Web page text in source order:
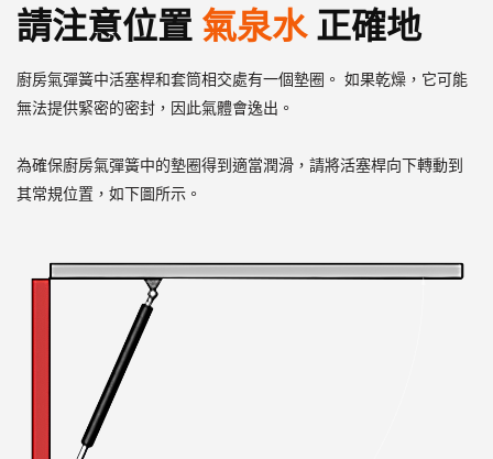
請注意位置 氣泉水正確地
廚房氣彈簧中活塞桿和套筒相交處有一個墊圈。 如果乾燥，它可能
無法提供緊密的密封，因此氣體會逸出。
為確保廚房氣彈簧中的墊圈得到適當潤滑，請將活塞桿向下轉動到
其常規位置，如下圖所示。